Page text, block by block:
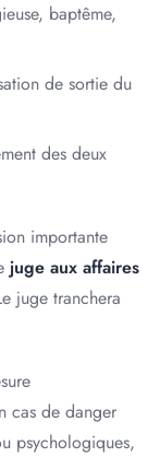
baptême,
de sortie du
des deux
importante
juge aux affaires
juge tranchera
cas de danger
psychologiques,